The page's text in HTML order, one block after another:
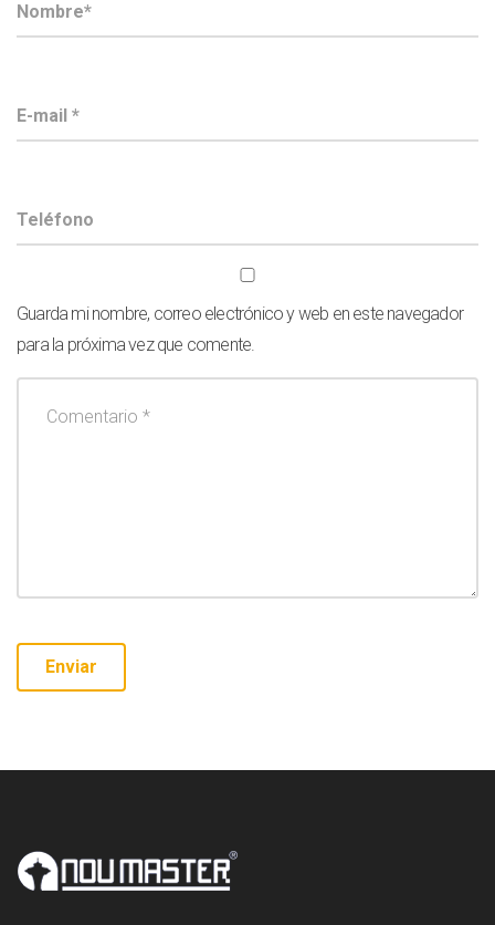
Guarda mi nombre, correo electrónico y web en este navegador
para la próxima vez que comente.